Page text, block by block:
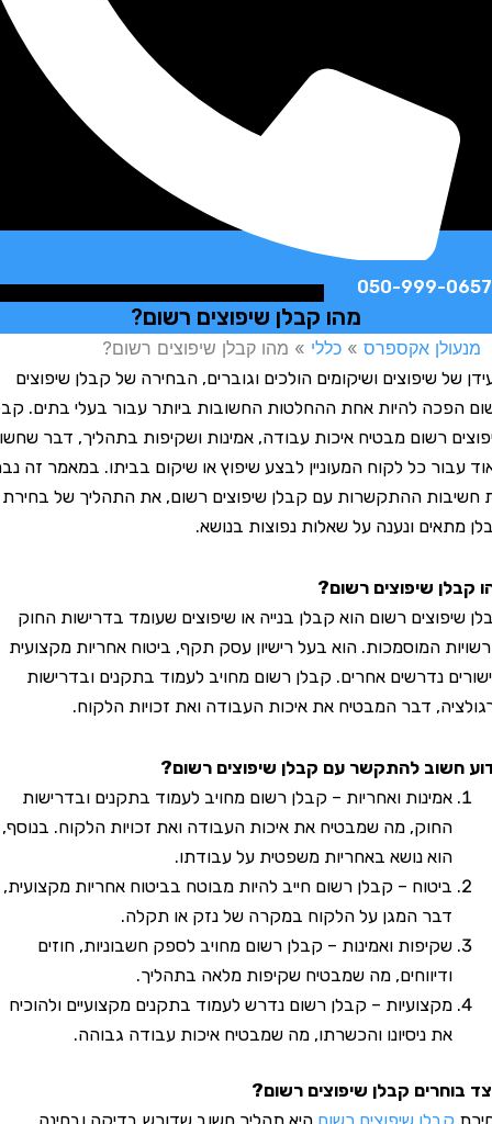
050-999-
מהו קבלן שיפוצים רשום?
אקספרס»כללי»מהו קבלן שיפוצים רשום?
שיפוצים ושיקומים הולכים וגוברים, הבחירה של קבלן שיפוצים
להיות אחת ההחלטות החשובות ביותר עבור בעלי בתים. קבלן
רשום מבטיח איכות עבודה, אמינות ושקיפות בתהליך, דבר שחשוב
כל לקוח המעוניין לבצע שיפוץ או שיקום בביתו. במאמר זה נבחן
ההתקשרות עם קבלן שיפוצים רשום, את התהליך של בחירת
ונענה על שאלות נפוצות בנושא.
שיפוצים רשום?
רשום הוא קבלן בנייה או שיפוצים שעומד בדרישות החוק
המוסמכות. הוא בעל רישיון עסק תקף, ביטוח אחריות מקצועית
נדרשים אחרים. קבלן רשום מחויב לעמוד בתקנים ובדרישות
דבר המבטיח את איכות העבודה ואת זכויות הלקוח.
להתקשר עם קבלן שיפוצים רשום?
אמינות ואחריות – קבלן רשום מחויב לעמוד בתקנים ובדרישות
החוק, מה שמבטיח את איכות העבודה ואת זכויות הלקוח. בנוסף,
הוא נושא באחריות משפטית על עבודתו.
ביטוח – קבלן רשום חייב להיות מבוטח בביטוח אחריות מקצועית,
דבר המגן על הלקוח במקרה של נזק או תקלה.
שקיפות ואמינות – קבלן רשום מחויב לספק חשבוניות, חוזים
ודיווחים, מה שמבטיח שקיפות מלאה בתהליך.
מקצועיות – קבלן רשום נדרש לעמוד בתקנים מקצועיים ולהוכיח
את ניסיונו והכשרתו, מה שמבטיח איכות עבודה גבוהה.
קבלן שיפוצים רשום?